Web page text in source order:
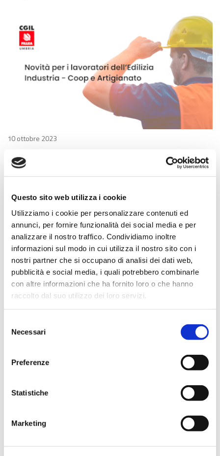
Questo sito web utilizza i cookie
Utilizziamo i cookie per personalizzare contenuti ed
annunci, per fornire funzionalità dei social media e per
analizzare il nostro traffico. Condividiamo inoltre
informazioni sul modo in cui utilizza il nostro sito con i
nostri partner che si occupano di analisi dei dati web,
pubblicità e social media, i quali potrebbero combinarle
con altre informazioni che ha fornito loro o che hanno
raccolto dal suo utilizzo dei loro servizi.
delNecessari
Preferenze
Statistiche
Marketing
10 ottobre 2023
Edilizia, code contrattuali: 3 importanti novità per
le lavoratrici ed i lavoratori
05 ottobre 2023
Restauro e Archeologia: grandi novità e maggiori
riconoscimenti per i lavoratori nel CCNL Edilizia